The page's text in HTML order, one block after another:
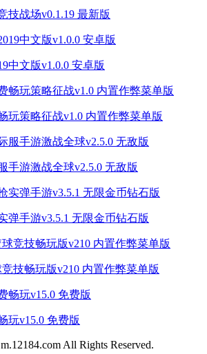
技战场v0.1.19 最新版
中文版v1.0.0 安卓版
玩策略征战v1.0 内置作弊菜单版
手游激战全球v2.5.0 无敌版
弹手游v3.5.1 无限金币钻石版
技畅玩版v210 内置作弊菜单版
玩v15.0 免费版
m.12184.com All Rights Reserved.